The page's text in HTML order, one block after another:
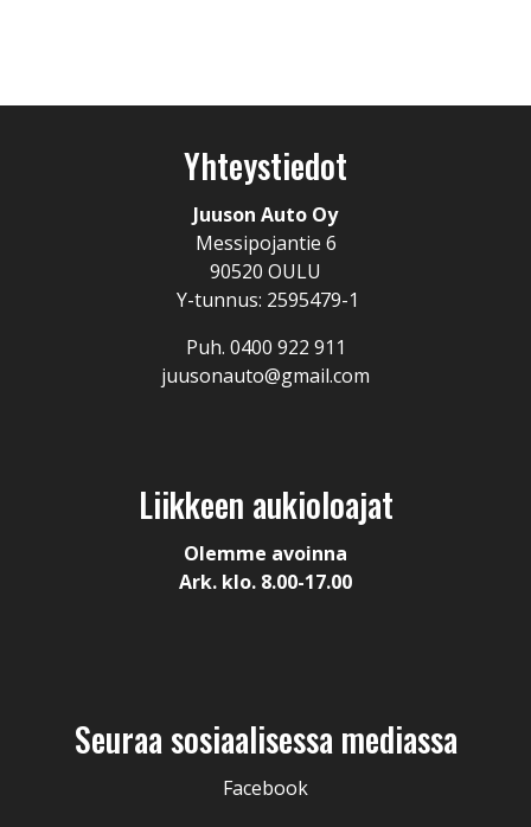
Yhteystiedot
Juuson Auto Oy
Messipojantie 6
90520 OULU
Y-tunnus: 2595479-1
Puh. 0400 922 911
juusonauto@gmail.com
Liikkeen aukioloajat
Olemme avoinna
Ark. klo. 8.00-17.00
Seuraa sosiaalisessa mediassa
Facebook